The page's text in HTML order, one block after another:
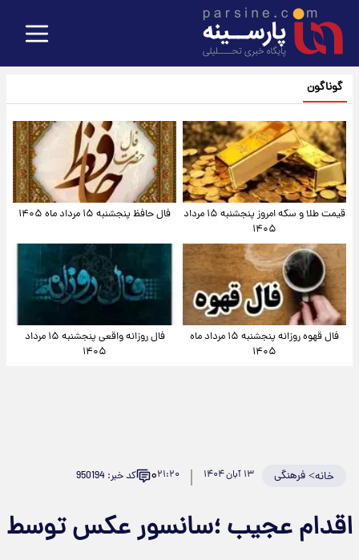
گوناگون
قیمت طلا و سکه امروز پنجشنبه ۱۵ مرداد
۱۴۰۵
فال حافظ پنجشنبه ۱۵ مرداد ماه ۱۴۰۵
فال قهوه روزانه پنجشنبه ۱۵ مرداد ماه
۱۴۰۵
فال روزانه واقعی پنجشنبه ۱۵ مرداد
۱۴۰۵
خانه>فرهنگی ۱۳ آبان ۱۴۰۴ ۲۱:۲۰۰ کد خبر: 950194
اقدام عجیب ؛سانسور عکس توسط